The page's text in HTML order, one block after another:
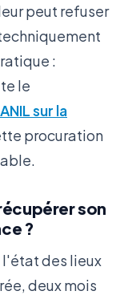
peut refuser
:
le
sur la
procuration
son
?
l'état des lieux
deux mois